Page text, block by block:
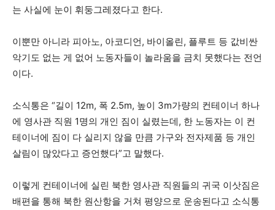
는 사실에 눈이 휘둥그레졌다고 한다.
이뿐만 아니라 피아노, 아코디언, 바이올린, 플루트 등 값비싼
악기도 없는 게 없어 노동자들이 놀라움을 금치 못했다는 전언
이다.
소식통은 “길이 12m, 폭 2.5m, 높이 3m가량의 컨테이너 하나
에 영사관 직원 1명의 개인 짐이 실렸는데, 한 노동자는 이 컨
테이너에 짐이 다 실리지 않을 만큼 가구와 전자제품 등 개인
살림이 많았다고 증언했다”고 말했다.
이렇게 컨테이너에 실린 북한 영사관 직원들의 귀국 이삿짐은
배편을 통해 북한 원산항을 거쳐 평양으로 운송된다고 소식통